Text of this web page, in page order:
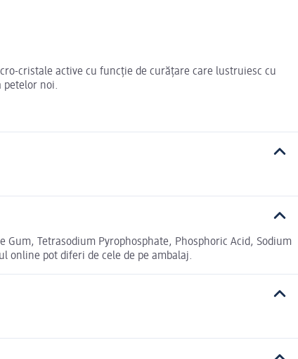
cristale active cu funcție de curățare care lustruiesc cu
petelor noi.
Gum, Tetrasodium Pyrophosphate, Phosphoric Acid, Sodium
online pot diferi de cele de pe ambalaj.